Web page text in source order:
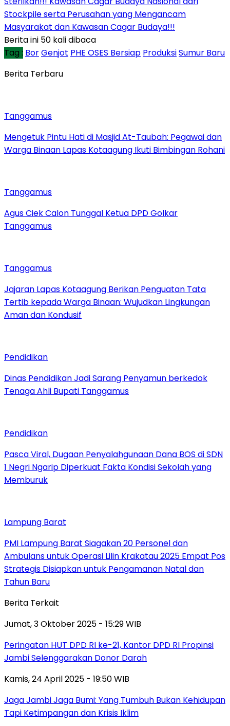
Stockpile serta Perusahan yang Mengancam
Masyarakat dan Kawasan Cagar Budaya!!!
Berita ini 50 kali dibaca
Tag : BorGenjot PHE OSES Bersiap ProduksiSumur Baru
Berita Terbaru
Tanggamus
Mengetuk Pintu Hati di Masjid At-Taubah: Pegawai dan
Warga Binaan Lapas Kotaagung Ikuti Bimbingan Rohani
Tanggamus
Agus Ciek Calon Tunggal Ketua DPD Golkar
Tanggamus
Tanggamus
Jajaran Lapas Kotaagung Berikan Penguatan Tata
Tertib kepada Warga Binaan: Wujudkan Lingkungan
Aman dan Kondusif
Pendidikan
Dinas Pendidikan Jadi Sarang Penyamun berkedok
Tenaga Ahli Bupati Tanggamus
Pendidikan
Pasca Viral, Dugaan Penyalahgunaan Dana BOS di SDN
1 Negri Ngarip Diperkuat Fakta Kondisi Sekolah yang
Memburuk
Lampung Barat
PMI Lampung Barat Siagakan 20 Personel dan
Ambulans untuk Operasi Lilin Krakatau 2025 Empat Pos
Strategis Disiapkan untuk Pengamanan Natal dan
Tahun Baru
Berita Terkait
Jumat, 3 Oktober 2025 - 15:29 WIB
Peringatan HUT DPD RI ke-21, Kantor DPD RI Propinsi
Jambi Selenggarakan Donor Darah
Kamis, 24 April 2025 - 19:50 WIB
Jaga Jambi Jaga Bumi: Yang Tumbuh Bukan Kehidupan
Tapi Ketimpangan dan Krisis Iklim